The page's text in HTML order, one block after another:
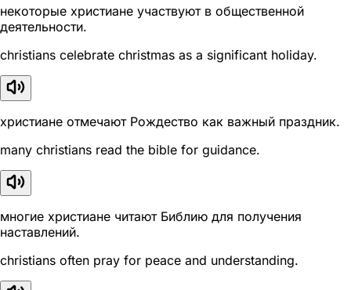
некоторые христиане участвуют в общественной
деятельности.
christians celebrate christmas as a significant holiday.
христиане отмечают Рождество как важный праздник.
many christians read the bible for guidance.
многие христиане читают Библию для получения
наставлений.
christians often pray for peace and understanding.